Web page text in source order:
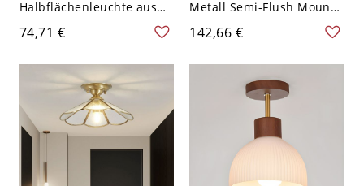
Halbflächenleuchte aus
glattem Metall mit
abwärts gerichtetem
Glasschirm - Weiß 110V-
120V Blume
74,71 €
Metall Semi-Flush Mount
Deckenleuchte mit Bi-Pin-
Lichtern 9,5 Zoll lang -
Matschicht 110V-120V
142,66 €